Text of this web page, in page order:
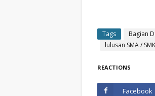
Tags Bagian
lulusan SMA / SMK
REACTIONS
Facebook